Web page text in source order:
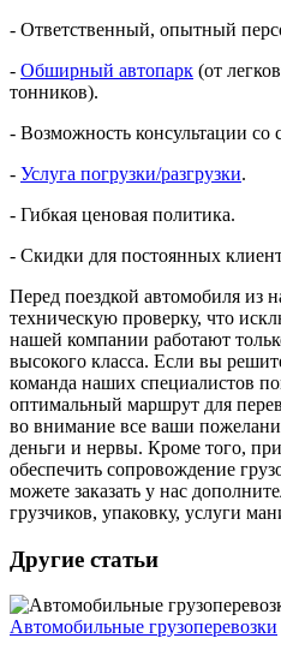
- Ответственный, опытный
- Обширный автопарк (от
тонников).
- Возможность консультации со
- Услуга погрузки/разгрузки.
- Гибкая ценовая политика.
- Скидки для постоянных
Перед поездкой автомобиля из
техническую проверку, что
нашей компании работают
высокого класса. Если вы
команда наших специалистов
оптимальный маршрут для
во внимание все ваши
деньги и нервы. Кроме того,
обеспечить сопровождение
можете заказать у нас
грузчиков, упаковку, услуги
Другие статьи
Автомобильные грузоперевозки